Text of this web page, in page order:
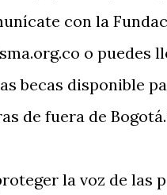
con la
o puedes
becas disponible
de fuera de
la voz de las